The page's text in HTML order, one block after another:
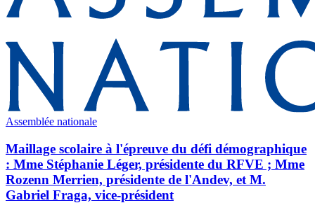
Assemblée nationale
Maillage scolaire à l'épreuve du défi démographique
: Mme Stéphanie Léger, présidente du RFVE ; Mme
Rozenn Merrien, présidente de l'Andev, et M.
Gabriel Fraga, vice-président